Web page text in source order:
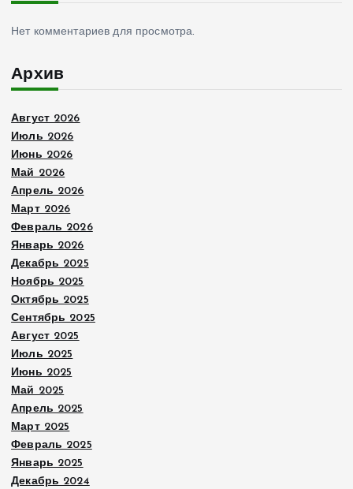
а
Нет комментариев для просмотра.
Архив
Август 2026
Июль 2026
Июнь 2026
Май 2026
Апрель 2026
Март 2026
Февраль 2026
Январь 2026
Декабрь 2025
Ноябрь 2025
Октябрь 2025
Сентябрь 2025
Август 2025
Июль 2025
Июнь 2025
Май 2025
Апрель 2025
Март 2025
Февраль 2025
Январь 2025
Декабрь 2024